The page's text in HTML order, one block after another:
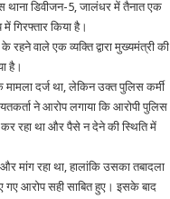
थाना डिवीजन-5, जालंधर में तैनात एक
किया है।
वाले एक व्यक्ति द्वारा मुख्यमंत्री की
है।
दर्ज था, लेकिन उक्त पुलिस कर्मी
ने आरोप लगाया कि आरोपी पुलिस
रहा था और पैसे न देने की स्थिति में
रहा था, हालांकि उसका तबादला
गए आरोप सही साबित हुए। इसके बाद